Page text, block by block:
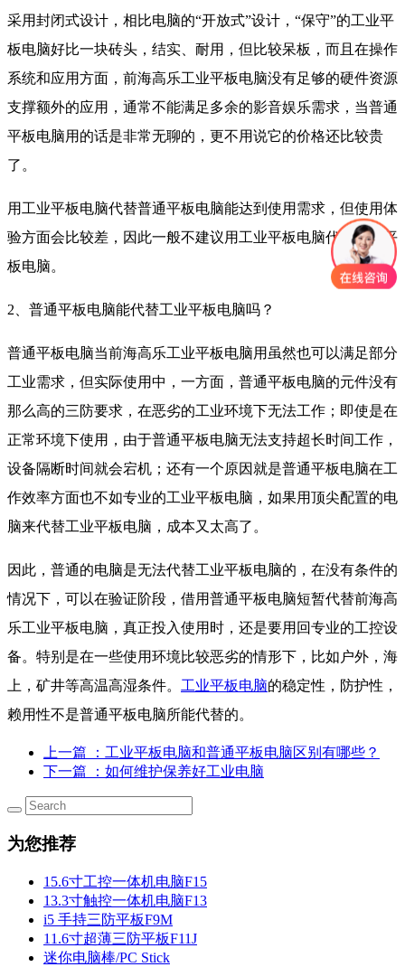
采用封闭式设计，相比电脑的“开放式”设计，“保守”的工业平
板电脑好比一块砖头，结实、耐用，但比较呆板，而且在操作
系统和应用方面，前海高乐工业平板电脑没有足够的硬件资源
支撑额外的应用，通常不能满足多余的影音娱乐需求，当普通
平板电脑用的话是非常无聊的，更不用说它的价格还比较贵
了。
用工业平板电脑代替普通平板电脑能达到使用需求，但使用体
验方面会比较差，因此一般不建议用工业平板电脑代替普通平
板电脑。
2、普通平板电脑能代替工业平板电脑吗？
普通平板电脑当前海高乐工业平板电脑用虽然也可以满足部分
工业需求，但实际使用中，一方面，普通平板电脑的元件没有
那么高的三防要求，在恶劣的工业环境下无法工作；即使是在
正常环境下使用，由于普通平板电脑无法支持超长时间工作，
设备隔断时间就会宕机；还有一个原因就是普通平板电脑在工
作效率方面也不如专业的工业平板电脑，如果用顶尖配置的电
脑来代替工业平板电脑，成本又太高了。
因此，普通的电脑是无法代替工业平板电脑的，在没有条件的
情况下，可以在验证阶段，借用普通平板电脑短暂代替前海高
乐工业平板电脑，真正投入使用时，还是要用回专业的工控设
备。特别是在一些使用环境比较恶劣的情形下，比如户外，海
上，矿井等高温高湿条件。 工业平板电脑的稳定性，防护性，
赖用性不是普通平板电脑所能代替的。
上一篇
：工业平板电脑和普通平板电脑区别有哪些？
下一篇
：如何维护保养好工业电脑
为您推荐
15.6寸工控一体机电脑F15
13.3寸触控一体机电脑F13
i5 手持三防平板F9M
11.6寸超薄三防平板F11J
迷你电脑棒/PC Stick